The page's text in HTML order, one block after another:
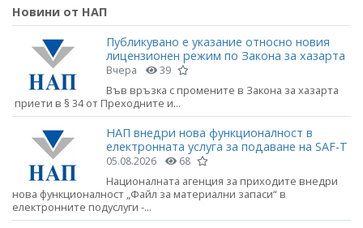
Новини от НАП
Публикувано е указание относно новия
лицензионен режим по Закона за хазарта
Вчера 39
Във връзка с промените в Закона за хазарта
приети в § 34 от Преходните и...
НАП внедри нова функционалност в
електронната услуга за подаване на SAF-T
05.08.2026 68
Националната агенция за приходите внедри
нова функционалност „Файл за материални запаси“ в
електронните подуслуги -...